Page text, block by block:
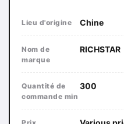
Lieu d'origine Chine
Nom de
marque
RICHSTAR
Quantité de
commande min
300